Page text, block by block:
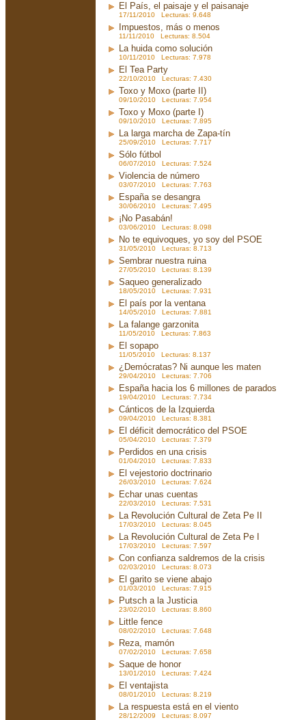
El País, el paisaje y el paisanaje
17/11/2010 Lecturas: 9.648
Impuestos, más o menos
11/11/2010 Lecturas: 8.504
La huida como solución
10/11/2010 Lecturas: 7.978
El Tea Party
22/10/2010 Lecturas: 7.430
Toxo y Moxo (parte II)
09/10/2010 Lecturas: 7.954
Toxo y Moxo (parte I)
09/10/2010 Lecturas: 7.895
La larga marcha de Zapa-tín
25/09/2010 Lecturas: 7.717
Sólo fútbol
06/07/2010 Lecturas: 7.524
Violencia de número
03/07/2010 Lecturas: 7.763
España se desangra
30/06/2010 Lecturas: 7.495
¡No Pasabán!
03/06/2010 Lecturas: 8.098
No te equivoques, yo soy del PSOE
31/05/2010 Lecturas: 8.713
Sembrar nuestra ruina
27/05/2010 Lecturas: 8.139
Saqueo generalizado
18/05/2010 Lecturas: 7.931
El país por la ventana
14/05/2010 Lecturas: 7.881
La falange garzonita
11/05/2010 Lecturas: 7.863
El sopapo
11/05/2010 Lecturas: 8.137
¿Demócratas? Ni aunque les maten
29/04/2010 Lecturas: 7.706
España hacia los 6 millones de parados
19/04/2010 Lecturas: 7.734
Cánticos de la Izquierda
09/04/2010 Lecturas: 8.381
El déficit democrático del PSOE
05/04/2010 Lecturas: 7.379
Perdidos en una crisis
01/04/2010 Lecturas: 7.833
El vejestorio doctrinario
26/03/2010 Lecturas: 7.624
Echar unas cuentas
22/03/2010 Lecturas: 7.531
La Revolución Cultural de Zeta Pe II
17/03/2010 Lecturas: 8.045
La Revolución Cultural de Zeta Pe I
17/03/2010 Lecturas: 7.597
Con confianza saldremos de la crisis
02/03/2010 Lecturas: 8.073
El garito se viene abajo
01/03/2010 Lecturas: 7.915
Putsch a la Justicia
23/02/2010 Lecturas: 8.860
Little fence
08/02/2010 Lecturas: 7.648
Reza, mamón
07/02/2010 Lecturas: 7.658
Saque de honor
13/01/2010 Lecturas: 7.424
El ventajista
08/01/2010 Lecturas: 8.219
La respuesta está en el viento
28/12/2009 Lecturas: 8.097